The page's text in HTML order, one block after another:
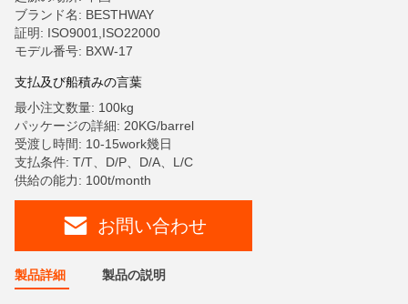
ブランド名: BESTHWAY
証明: ISO9001,ISO22000
モデル番号: BXW-17
支払及び船積みの言葉
最小注文数量: 100kg
パッケージの詳細: 20KG/barrel
受渡し時間: 10-15work幾日
支払条件: T/T、D/P、D/A、L/C
供給の能力: 100t/month
お問い合わせ
製品詳細 製品の説明